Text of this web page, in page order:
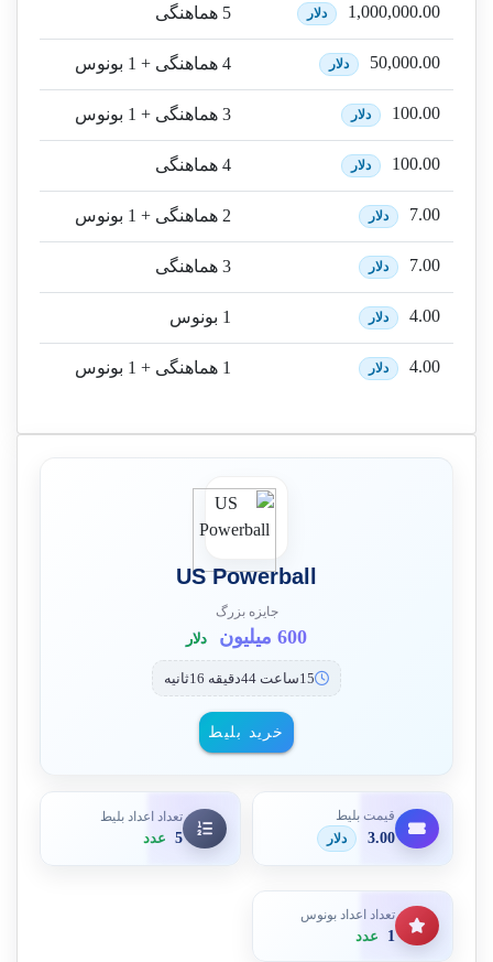
1,000,000.00 دلار 5 هماهنگی
50,000.00 دلار 4 هماهنگی + 1 بونوس
100.00 دلار 3 هماهنگی + 1 بونوس
100.00 دلار 4 هماهنگی
7.00 دلار 2 هماهنگی + 1 بونوس
7.00 دلار 3 هماهنگی
4.00 دلار 1 بونوس
4.00 دلار 1 هماهنگی + 1 بونوس
US Powerball
جایزه بزرگ
600 میلیون دلار
15ساعت 44دقیقه 16ثانیه
خرید بلیط
قیمت بلیط
3.00 دلار
تعداد اعداد بلیط
5 عدد
تعداد اعداد بونوس
1 عدد